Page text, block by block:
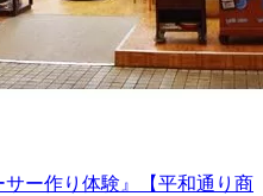
ー作り体験』【平和通り商